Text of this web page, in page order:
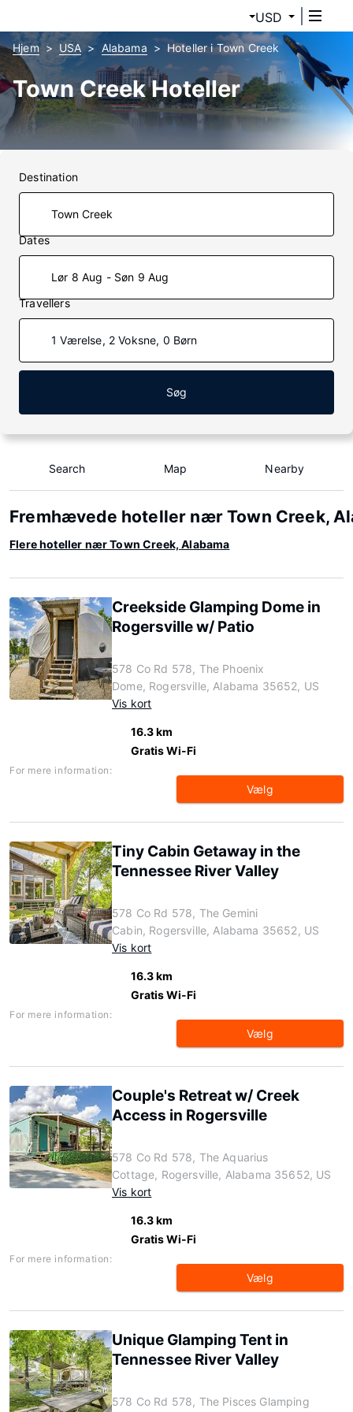
USD
Hjem USA Alabama Hoteller i Town Creek
Town Creek Hoteller
Destination
Dates
Lør 8 Aug - Søn 9 Aug
Travellers
1 Værelse, 2 Voksne, 0 Børn
Søg
Search Map Nearby
Fremhævede hoteller nær Town Creek,
Flere hoteller nær Town Creek, Alabama
Creekside Glamping Dome in
Rogersville w/ Patio
578 Co Rd 578, The Phoenix
Dome, Rogersville, Alabama 35652, US
Vis kort
16.3 km
Gratis Wi-Fi
For mere information:
Vælg
Tiny Cabin Getaway in the
Tennessee River Valley
578 Co Rd 578, The Gemini
Cabin, Rogersville, Alabama 35652, US
Vis kort
16.3 km
Gratis Wi-Fi
For mere information:
Vælg
Couple's Retreat w/ Creek
Access in Rogersville
578 Co Rd 578, The Aquarius
Cottage, Rogersville, Alabama 35652, US
Vis kort
16.3 km
Gratis Wi-Fi
For mere information:
Vælg
Unique Glamping Tent in
Tennessee River Valley
578 Co Rd 578, The Pisces Glamping